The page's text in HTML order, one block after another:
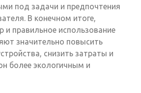
под задачи и предпочтения
В конечном итоге,
и правильное использование
значительно повысить
снизить затраты и
более экологичным и